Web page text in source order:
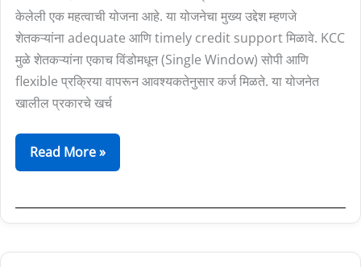
केलेली एक महत्वाची योजना आहे. या योजनेचा मुख्य उद्देश म्हणजे
शेतकऱ्यांना adequate आणि timely credit support मिळावे. KCC
मुळे शेतकऱ्यांना एकाच विंडोमधून (Single Window) सोपी आणि
flexible प्रक्रिया वापरून आवश्यकतेनुसार कर्ज मिळते. या योजनेत
खालील प्रकारचे खर्च
Read More »